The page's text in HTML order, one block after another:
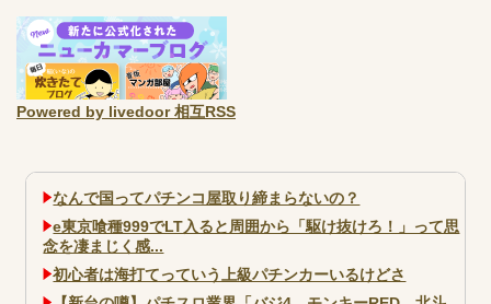
Powered by livedoor 相互RSS
なんで国ってパチンコ屋取り締まらないの？
e東京喰種999でLT入ると周囲から「駆け抜けろ！」って思
念を凄まじく感...
初心者は海打てっていう上級パチンカーいるけどさ